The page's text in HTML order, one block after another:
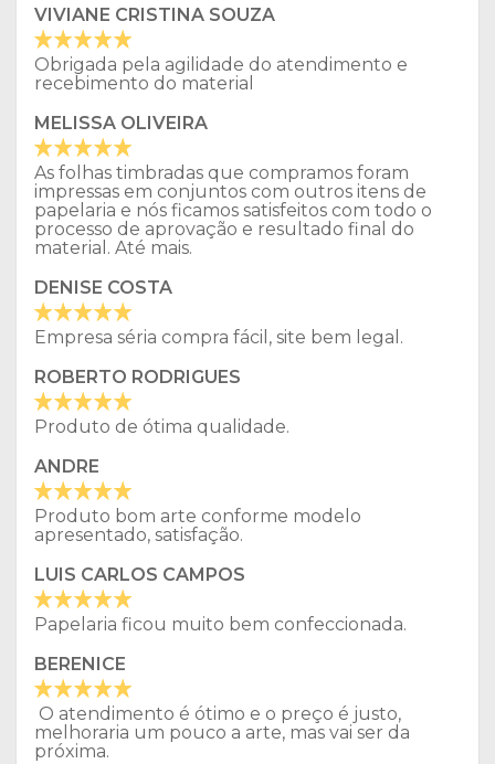
VIVIANE CRISTINA SOUZA
Obrigada pela agilidade do atendimento e
recebimento do material
MELISSA OLIVEIRA
As folhas timbradas que compramos foram
impressas em conjuntos com outros itens de
papelaria e nós ficamos satisfeitos com todo o
processo de aprovação e resultado final do
material. Até mais.
DENISE COSTA
Empresa séria compra fácil, site bem legal.
ROBERTO RODRIGUES
Produto de ótima qualidade.
ANDRE
Produto bom arte conforme modelo
apresentado, satisfação.
LUIS CARLOS CAMPOS
Papelaria ficou muito bem confeccionada.
BERENICE
O atendimento é ótimo e o preço é justo,
melhoraria um pouco a arte, mas vai ser da
próxima.